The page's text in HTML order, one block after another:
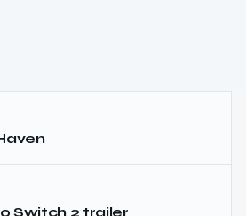
Switch 2 trailer